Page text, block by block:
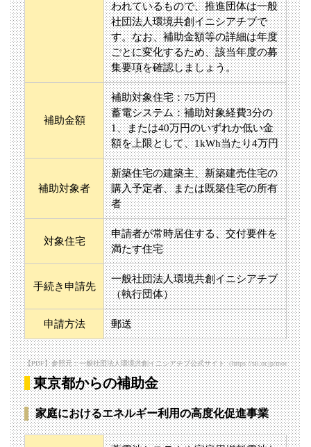
われているもので、推進団体は一般
社団法人環境共創イニシアチブで
す。なお、補助金額等の詳細は年度
ごとに変化するため、該当年度の募
集要項を確認しましょう。
補助金額
補助対象住宅：75万円
蓄電システム：補助対象経費3分の
1、または40万円のいずれか低い金
額を上限として、1kWh当たり4万円
補助対象者
新築住宅の建築主、新築建売住宅の
購入予定者、または既築住宅の所有
者
対象住宅
申請者が常時居住する、交付要件を
満たす住宅
手続き申請先
一般社団法人環境共創イニシアチブ
（執行団体）
申請方法 郵送
【PDF】参照元：一般社団法人環境共創イニシアチブ公式サイト（https://sii.or.jp/moe_zeh03/
東京都からの補助金
家庭におけるエネルギー利用の高度化促進事業